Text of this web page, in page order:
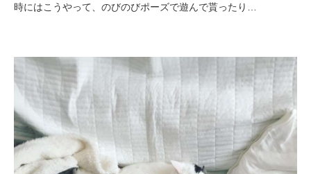
時にはこうやって、のびのびポーズで遊んで貰ったり…